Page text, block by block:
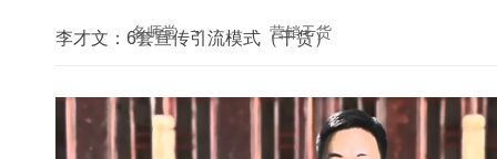
名师堂 营销干货
李才文：6套宣传引流模式（干货）